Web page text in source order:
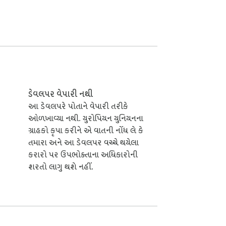
પર સંકલિત લિક્વિડેશન હીટમૅપ સ્કેન કરી
અને ભાવની નીચેના મુખ્ય લાંબા પોઝિશન
દર ચાર્ટ 7 / 30 / 90 દિવસની કર્વ પર
કરે છે.
સુધી રંગથી કોડ કરવામાં આવે છે — લાલ
ફંડિંગ દર મેટ્રિક્સ દર 60 સેકન્ડે અપડેટ થાય
ડેવલપર વેપારી નથી
આ ડેવલપરે પોતાને વેપારી તરીકે
ઓળખાવ્યા નથી. યુરોપિયન યુનિયનના
ગ્રાહકો કૃપા કરીને એ વાતની નોંધ લે કે
તમારા અને આ ડેવલપર વચ્ચે થયેલા
કરારો પર ઉપભોક્તાના અધિકારોની
શરતો લાગુ થશે નહીં.